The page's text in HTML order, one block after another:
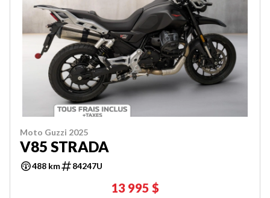
Moto Guzzi 2025
V85 STRADA
488 km 84247U
13 995 $